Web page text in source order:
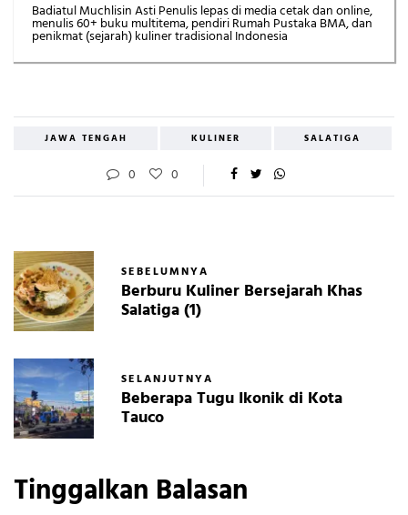
Badiatul Muchlisin Asti Penulis lepas di media cetak dan online,
menulis 60+ buku multitema, pendiri Rumah Pustaka BMA, dan
penikmat (sejarah) kuliner tradisional Indonesia
JAWA TENGAH KULINER SALATIGA
0 0
SEBELUMNYA
Berburu Kuliner Bersejarah Khas
Salatiga (1)
SELANJUTNYA
Beberapa Tugu Ikonik di Kota
Tauco
Tinggalkan Balasan